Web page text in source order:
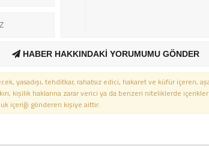
HABER HAKKINDAKİ YORUMUMU GÖNDER
yasadışı, tehditkar, rahatsız edici, hakaret ve küfür içeren,
kişilik haklarına zarar verici ya da benzeri niteliklerde
içeriği gönderen kişiye aittir.